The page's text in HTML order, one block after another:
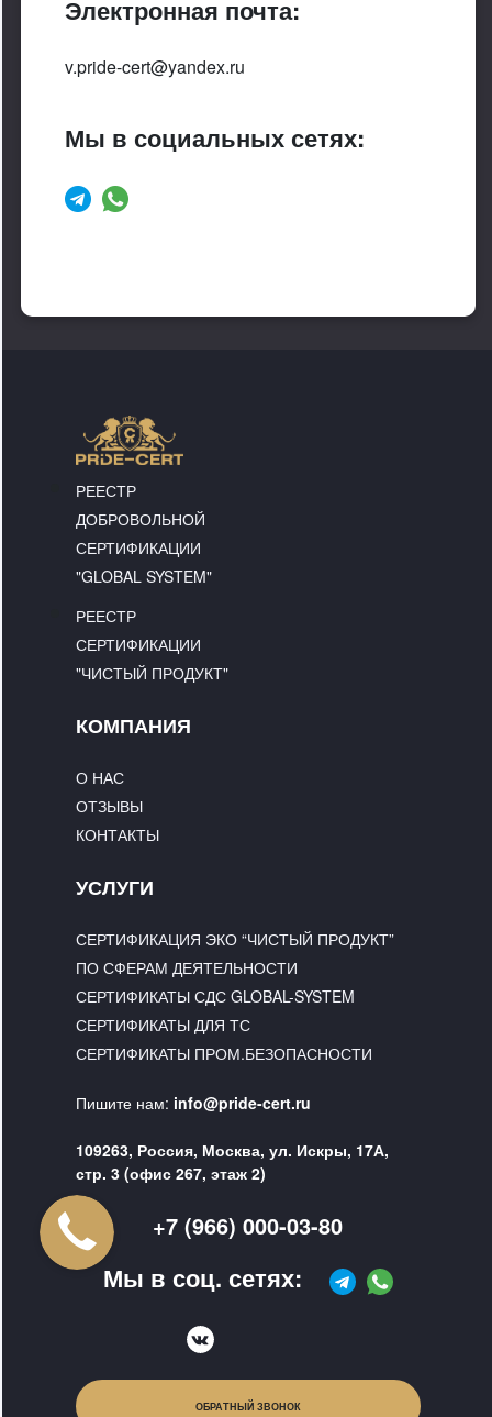
Электронная почта:
v.pride-cert@yandex.ru
Мы в социальных сетях:
РЕЕСТР
ДОБРОВОЛЬНОЙ
СЕРТИФИКАЦИИ
"GLOBAL SYSTEM"
РЕЕСТР
СЕРТИФИКАЦИИ
"ЧИСТЫЙ ПРОДУКТ"
КОМПАНИЯ
О НАС
ОТЗЫВЫ
КОНТАКТЫ
УСЛУГИ
СЕРТИФИКАЦИЯ ЭКО “ЧИСТЫЙ ПРОДУКТ”
ПО СФЕРАМ ДЕЯТЕЛЬНОСТИ
СЕРТИФИКАТЫ СДС GLOBAL-SYSTEM
СЕРТИФИКАТЫ ДЛЯ ТС
СЕРТИФИКАТЫ ПРОМ.БЕЗОПАСНОСТИ
Пишите нам: info@pride-cert.ru
109263, Россия, Москва, ул. Искры, 17А,
стр. 3 (офис 267, этаж 2)
+7 (966) 000-03-80
Мы в соц. сетях:
ОБРАТНЫЙ ЗВОНОК